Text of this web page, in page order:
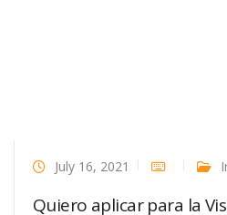
July 16, 2021
Quiero aplicar para la